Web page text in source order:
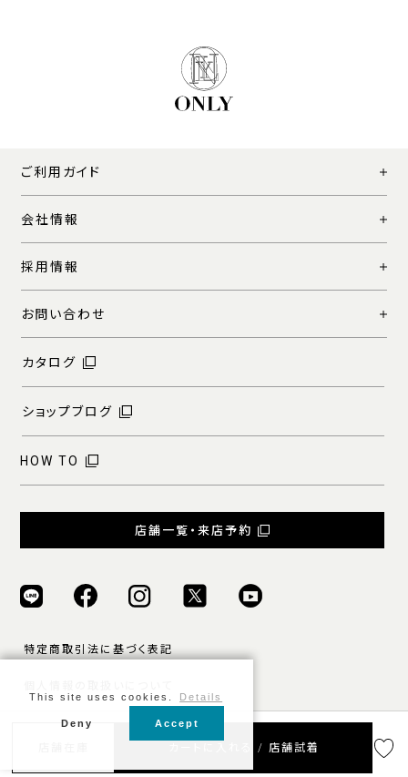
カートに入れる / 店舗試着
ご利用ガイド
会社情報
採用情報
お問い合わせ
カタログ
ショップブログ
HOW TO
店舗一覧・来店予約
特定商取引法に基づく表記
ご利用規約
This site uses cookies. Details
Deny Accept